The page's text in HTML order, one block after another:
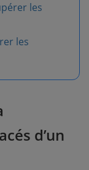
les
les
d’un